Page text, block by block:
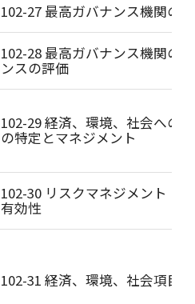
102-27 最高ガバナンス機関の
102-28 最高ガバナンス機関の
ンスの評価
102-29 経済、環境、社会への
の特定とマネジメント
102-30 リスクマネジメント・
有効性
102-31 経済、環境、社会項目